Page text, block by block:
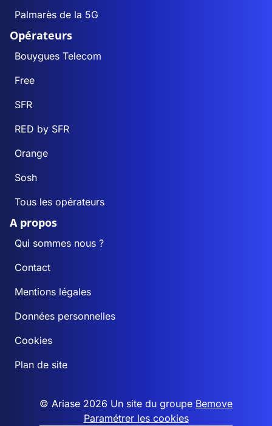
Palmarès de la 5G
Opérateurs
Bouygues Telecom
Free
SFR
RED by SFR
Orange
Sosh
Tous les opérateurs
A propos
Qui sommes nous ?
Contact
Mentions légales
Données personnelles
Cookies
Plan de site
© Ariase 2026 Un site du groupe Bemove
Paramétrer les cookies